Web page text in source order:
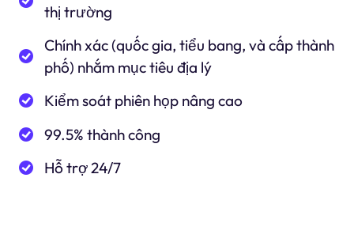
thị trường
Chính xác (quốc gia, tiểu bang, và cấp thành
phố) nhắm mục tiêu địa lý
Kiểm soát phiên họp nâng cao
99.5% thành công
Hỗ trợ 24/7